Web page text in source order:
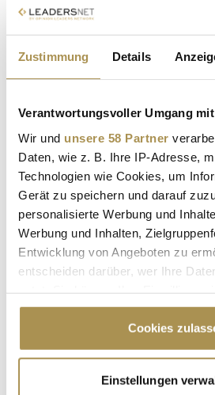
Zustimmung Details
Verantwortungsvoller Umgang
Wir und unsere 58 Partner
Daten, wie z. B. Ihre IP-Adresse,
Technologien wie Cookies, um
Gerät zu speichern und darauf
personalisierte Werbung und
Werbung und Inhalten,
Entwicklung von Angeboten zu
entscheiden darüber, wer Ihre
Cookie-Erklärung oder durch
Trigger Symbol ändern oder
Informationen über Ihre
Cookies
Einstellungen